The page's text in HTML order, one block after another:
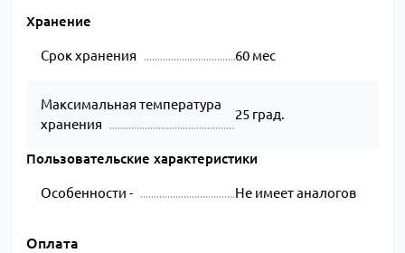
Хранение
Срок хранения 60 мес
Максимальная температура
хранения
25 град.
Пользовательские характеристики
Особенности - Не имеет аналогов
Оплата